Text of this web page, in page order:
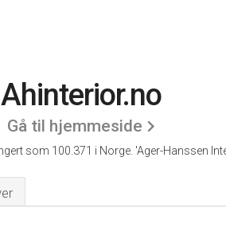
Ahinterior.no
Gå til hjemmeside
som 100.371 i Norge. 'Ager-Hanssen